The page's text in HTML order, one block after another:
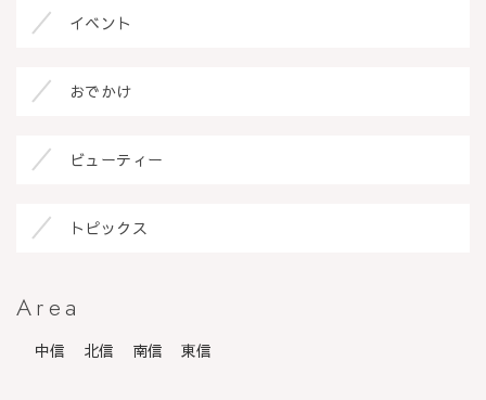
イベント
おでかけ
ビューティー
トピックス
Area
中信 北信 南信 東信